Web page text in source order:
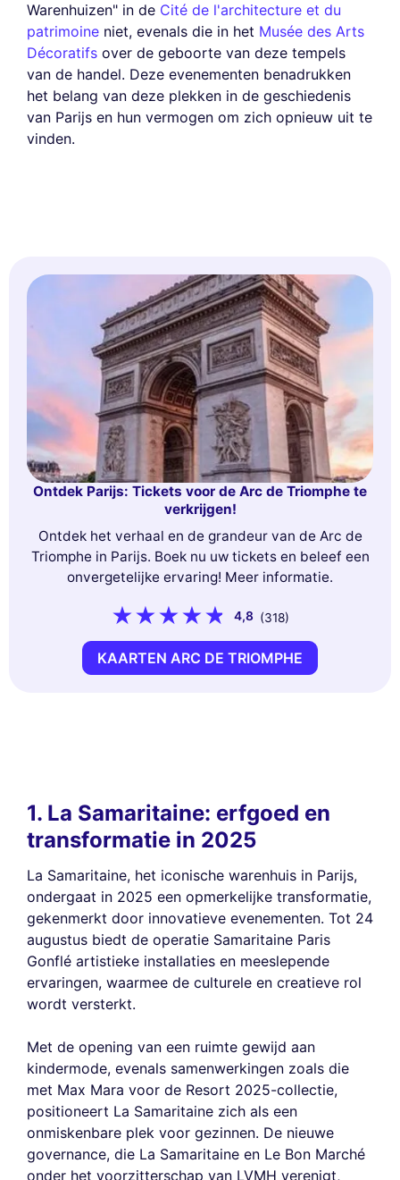
Warenhuizen" in de Cité de l'architecture et du
patrimoine niet, evenals die in het Musée des Arts
Décoratifs over de geboorte van deze tempels
van de handel. Deze evenementen benadrukken
het belang van deze plekken in de geschiedenis
van Parijs en hun vermogen om zich opnieuw uit te
vinden.
Ontdek Parijs: Tickets voor de Arc de Triomphe te
verkrijgen!
Ontdek het verhaal en de grandeur van de Arc de
Triomphe in Parijs. Boek nu uw tickets en beleef een
onvergetelijke ervaring! Meer informatie.
4,8 (318)
KAARTEN ARC DE TRIOMPHE
1. La Samaritaine: erfgoed en
transformatie in 2025
La Samaritaine, het iconische warenhuis in Parijs,
ondergaat in 2025 een opmerkelijke transformatie,
gekenmerkt door innovatieve evenementen. Tot 24
augustus biedt de operatie Samaritaine Paris
Gonflé artistieke installaties en meeslepende
ervaringen, waarmee de culturele en creatieve rol
wordt versterkt.
Met de opening van een ruimte gewijd aan
kindermode, evenals samenwerkingen zoals die
met Max Mara voor de Resort 2025-collectie,
positioneert La Samaritaine zich als een
onmiskenbare plek voor gezinnen. De nieuwe
governance, die La Samaritaine en Le Bon Marché
onder het voorzitterschap van LVMH verenigt,